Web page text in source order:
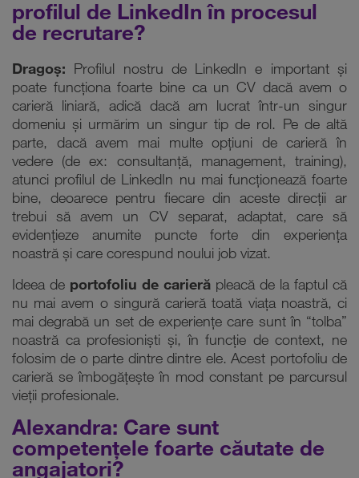
profilul de LinkedIn în procesul
de recrutare?
Dragoș: Profilul nostru de LinkedIn e important și
poate funcționa foarte bine ca un CV dacă avem o
carieră liniară, adică dacă am lucrat într-un singur
domeniu și urmărim un singur tip de rol. Pe de altă
parte, dacă avem mai multe opțiuni de carieră în
vedere (de ex: consultanță, management, training),
atunci profilul de LinkedIn nu mai funcționează foarte
bine, deoarece pentru fiecare din aceste direcții ar
trebui să avem un CV separat, adaptat, care să
evidențieze anumite puncte forte din experiența
noastră și care corespund noului job vizat.
Ideea de portofoliu de carieră pleacă de la faptul că
nu mai avem o singură carieră toată viața noastră, ci
mai degrabă un set de experiențe care sunt în “tolba”
noastră ca profesioniști și, în funcție de context, ne
folosim de o parte dintre dintre ele. Acest portofoliu de
carieră se îmbogățește în mod constant pe parcursul
vieții profesionale.
Alexandra: Care sunt
competențele foarte căutate de
angajatori?